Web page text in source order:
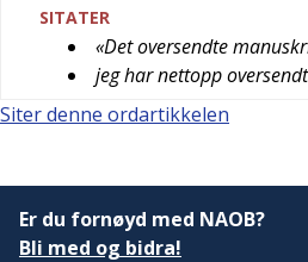
SITATER
«Det oversendte
jeg har nettopp
Siter denne ordartikkelen
Er du fornøyd med NAOB?
Bli med og bidra!